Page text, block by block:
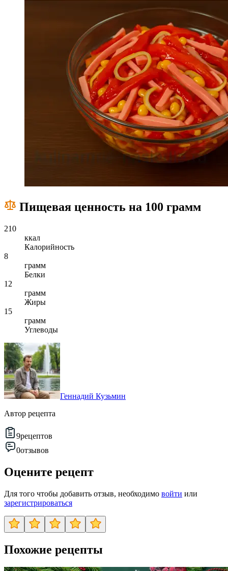
Пищевая ценность на 100 грамм
210
ккал
Калорийность
8
грамм
Белки
12
грамм
Жиры
15
грамм
Углеводы
Геннадий Кузьмин
Автор рецепта
9рецептов
0отзывов
Оцените рецепт
Для того чтобы добавить отзыв, необходимо войти или
зарегистрироваться
Похожие рецепты